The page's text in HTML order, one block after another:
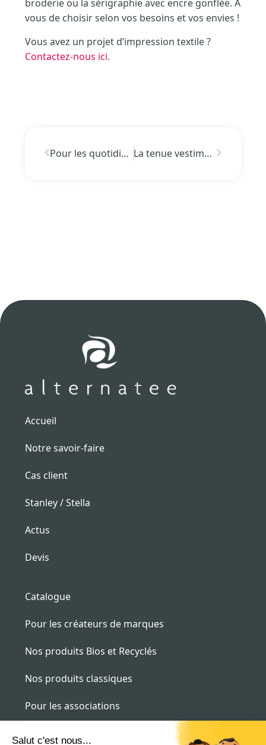
broderie ou la sérigraphie avec encre gonflée. À
vous de choisir selon vos besoins et vos envies !
Vous avez un projet d’impression textile ?
Contactez-nous ici.
Pour les quotidiens trépidents La tenue vestimentaire, l’image de marque d’une entreprise
Accueil
Notre savoir-faire
Cas client
Stanley / Stella
Actus
Devis
Catalogue
Pour les créateurs de marques
Nos produits Bios et Recyclés
Nos produits classiques
Pour les associations